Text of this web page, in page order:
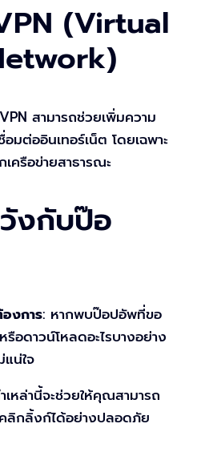
(Virtual
สามารถช่วยเพิ่มความ
มต่ออินเทอร์เน็ต โดยเฉพาะ
ครือข่ายสาธารณะ
งกับป๊อ
งการ: หากพบป๊อปอัพที่ขอ
อดาวน์โหลดอะไรบางอย่าง
แน่ใจ
หล่านี้จะช่วยให้คุณสามารถ
คลิกลิ้งก์ได้อย่างปลอดภัย